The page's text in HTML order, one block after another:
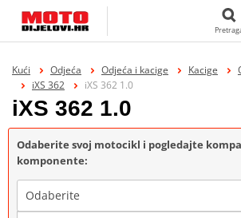
Kući Odjeća Odjeća i kacige Kacige
iXS 362
iXS 362 1.0
iXS 362 1.0
Odaberite svoj motocikl i pogledajte
komponente:
Odaberite